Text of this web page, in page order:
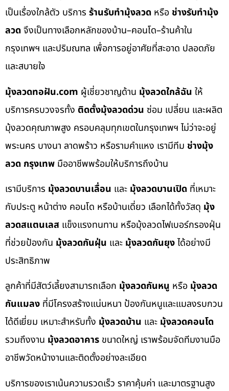
เป็นเรื่องใกล้ตัว บริการ ร้านรับทำมุ้งลวด หรือ ช่างรับทำมุ้ง
ลวดจึงเป็นทางเลือกหลักของบ้าน–คอนโด–ร้านค้าใน
กรุงเทพฯ และปริมณฑล เพื่อการอยู่อาศัยที่สะอาด ปลอดภัย
และสบายใจ
มุ้งลวดทอฝัน.com ผู้เชี่ยวชาญด้าน มุ้งลวดใกล้ฉัน ให้
บริการครบวงจรทั้ง ติดตั้งมุ้งลวดด่วน ซ่อม เปลี่ยน และผลิต
มุ้งลวดคุณภาพสูง ครอบคลุมทุกเขตในกรุงเทพฯ ไม่ว่าจะอยู่
พระนคร บางนา ลาดพร้าว หรือรามคำแหง เรามีทีม ช่างมุ้ง
ลวด กรุงเทพ มืออาชีพพร้อมให้บริการถึงบ้าน
เรามีบริการ มุ้งลวดบานเลื่อน และ มุ้งลวดบานเปิด ที่เหมาะ
กับประตู หน้าต่าง คอนโด หรือบ้านเดี่ยว เลือกได้ทั้งวัสดุ มุ้ง
ลวดสแตนเลส แข็งแรงทนทาน หรือมุ้งลวดไฟเบอร์กรองฝุ่น
ที่ช่วยป้องกัน มุ้งลวดกันฝุ่น และ มุ้งลวดกันยุงได้อย่างมี
ประสิทธิภาพ
ลูกค้าที่มีสัตว์เลี้ยงสามารถเลือก มุ้งลวดกันหนู หรือ มุ้งลวด
กันแมลง ที่มีโครงสร้างแน่นหนา ป้องกันหนูและแมลงรบกวน
ได้ดีเยี่ยม เหมาะสำหรับทั้ง มุ้งลวดบ้าน และ มุ้งลวดคอนโด
รวมถึงงาน มุ้งลวดอาคาร ขนาดใหญ่ เราพร้อมจัดทีมงานมือ
อาชีพวัดหน้างานและติดตั้งอย่างละเอียด
บริการของเราเน้นความรวดเร็ว ราคาคุ้มค่า และมาตรฐานสูง